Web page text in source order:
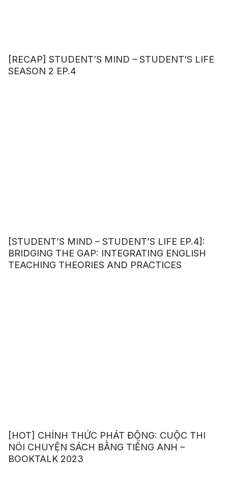
[RECAP] STUDENT’S MIND – STUDENT’S LIFE
SEASON 2 EP.4
[STUDENT’S MIND – STUDENT’S LIFE EP.4]:
BRIDGING THE GAP: INTEGRATING ENGLISH
TEACHING THEORIES AND PRACTICES
[HOT] CHÍNH THỨC PHÁT ĐỘNG: CUỘC THI
NÓI CHUYỆN SÁCH BẰNG TIẾNG ANH –
BOOKTALK 2023